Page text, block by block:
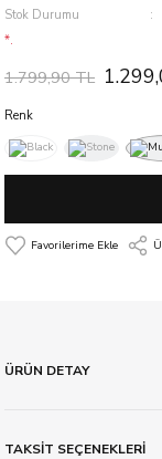
Stok Durumu
*.
1.799,90 TL
Renk
ÜRÜN DETAY
TAKSİT SEÇENEKLERİ